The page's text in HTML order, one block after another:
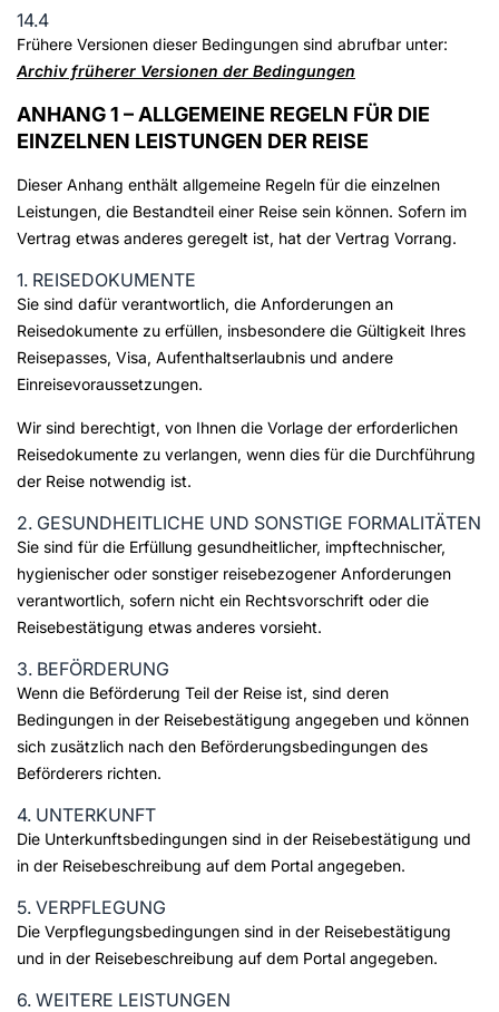
14.4
Frühere Versionen dieser Bedingungen sind abrufbar unter:
Archiv früherer Versionen der Bedingungen
ANHANG 1 – ALLGEMEINE REGELN FÜR DIE
EINZELNEN LEISTUNGEN DER REISE
Dieser Anhang enthält allgemeine Regeln für die einzelnen
Leistungen, die Bestandteil einer Reise sein können. Sofern im
Vertrag etwas anderes geregelt ist, hat der Vertrag Vorrang.
1. REISEDOKUMENTE
Sie sind dafür verantwortlich, die Anforderungen an
Reisedokumente zu erfüllen, insbesondere die Gültigkeit Ihres
Reisepasses, Visa, Aufenthaltserlaubnis und andere
Einreisevoraussetzungen.
Wir sind berechtigt, von Ihnen die Vorlage der erforderlichen
Reisedokumente zu verlangen, wenn dies für die Durchführung
der Reise notwendig ist.
2. GESUNDHEITLICHE UND SONSTIGE FORMALITÄTEN
Sie sind für die Erfüllung gesundheitlicher, impftechnischer,
hygienischer oder sonstiger reisebezogener Anforderungen
verantwortlich, sofern nicht ein Rechtsvorschrift oder die
Reisebestätigung etwas anderes vorsieht.
3. BEFÖRDERUNG
Wenn die Beförderung Teil der Reise ist, sind deren
Bedingungen in der Reisebestätigung angegeben und können
sich zusätzlich nach den Beförderungsbedingungen des
Beförderers richten.
4. UNTERKUNFT
Die Unterkunftsbedingungen sind in der Reisebestätigung und
in der Reisebeschreibung auf dem Portal angegeben.
5. VERPFLEGUNG
Die Verpflegungsbedingungen sind in der Reisebestätigung
und in der Reisebeschreibung auf dem Portal angegeben.
6. WEITERE LEISTUNGEN